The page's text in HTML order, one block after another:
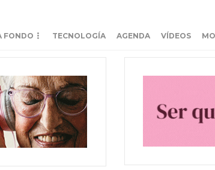
FONDO TECNOLOGÍA AGENDA VÍDEOS